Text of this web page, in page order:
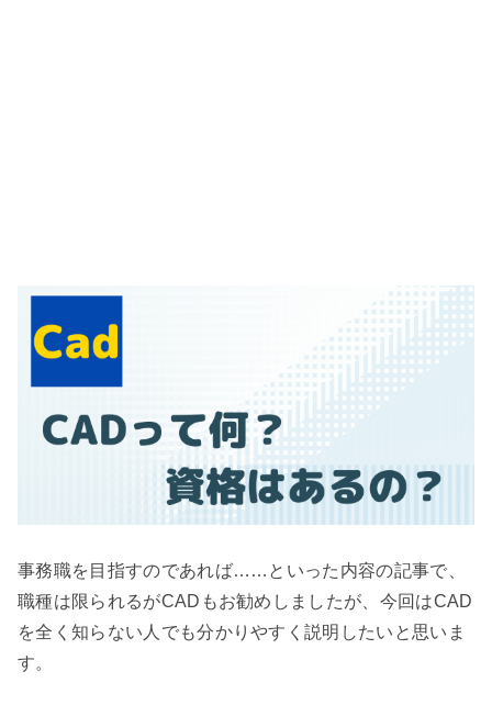
事務職を目指すのであれば……といった内容の記事で、
職種は限られるがCADもお勧めしましたが、今回はCAD
を全く知らない人でも分かりやすく説明したいと思いま
す。